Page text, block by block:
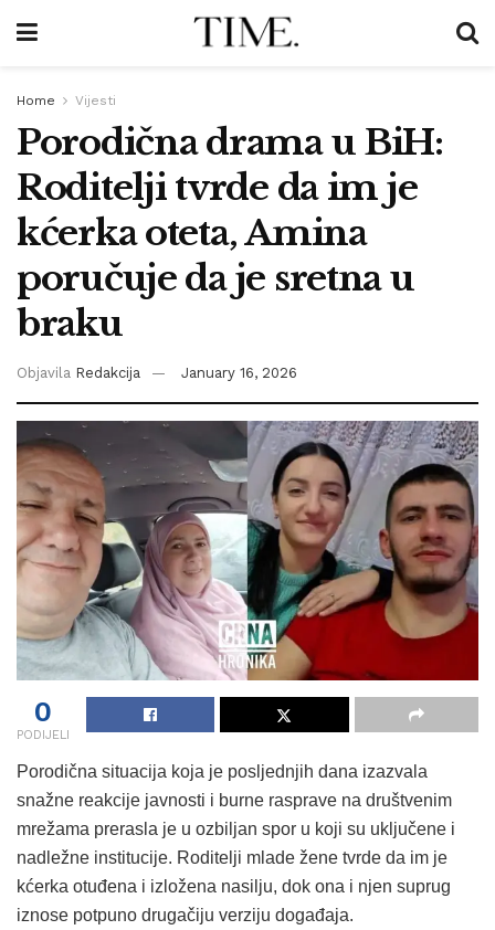
Home Vijesti
Porodična drama u BiH:
Roditelji tvrde da im je
kćerka oteta, Amina
poručuje da je sretna u
braku
Objavila Redakcija January 16, 2026
0
PODIJELI
Porodična situacija koja je posljednjih dana izazvala
snažne reakcije javnosti i burne rasprave na društvenim
mrežama prerasla je u ozbiljan spor u koji su uključene i
nadležne institucije. Roditelji mlade žene tvrde da im je
kćerka otuđena i izložena nasilju, dok ona i njen suprug
iznose potpuno drugačiju verziju događaja.